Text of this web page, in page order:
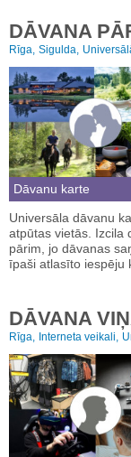
DĀVANA
Rīga, Sigulda,
Dāvanu karte
Universāla dāvanu
atpūtas vietās. Izcila
pārim, jo dāvanas
īpaši atlasīto iespēju
DĀVANA
Rīga, Interneta veikali,